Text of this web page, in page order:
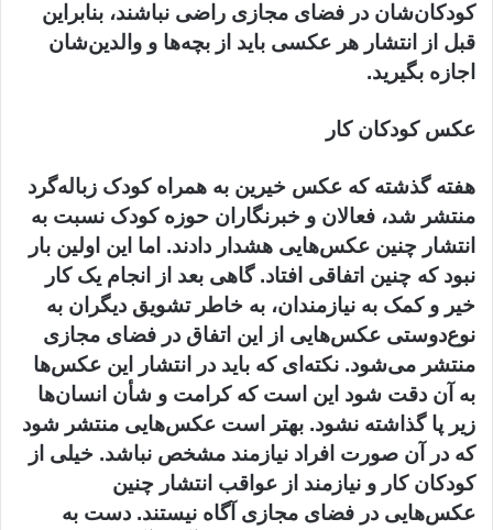
کودکان‌شان در فضای مجازی راضی نباشند، بنابراین
قبل از انتشار هر عکسی باید از بچه‌ها و والدین‌شان
اجازه بگیرید.
عکس کودکان کار
هفته گذشته که عکس خیرین به همراه کودک زباله‌گرد
منتشر شد، فعالان و خبرنگاران حوزه کودک نسبت به
انتشار چنین عکس‌هایی هشدار دادند. اما این اولین بار
نبود که چنین اتفاقی افتاد. گاهی بعد از انجام یک کار
خیر و کمک به نیازمندان، به خاطر تشویق دیگران به
نوع‌دوستی عکس‌هایی از این اتفاق در فضای مجازی
منتشر می‌شود. نکته‌ای که باید در انتشار این عکس‌ها
به آن دقت شود این است که کرامت و شأن انسان‌ها
زیر پا گذاشته نشود. بهتر است عکس‌هایی منتشر شود
که در آن صورت افراد نیازمند مشخص نباشد. خیلی از
کودکان کار و نیازمند از عواقب انتشار چنین
عکس‌هایی در فضای مجازی آگاه نیستند. دست به